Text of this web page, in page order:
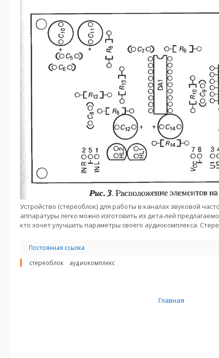
Устройство (стереоблок) для работы в каналах звуковой
аппаратуры легко можно изготовить из дета-лей
кто хочет улучшить параметры своего аудиокомплекса.
Постоянная ссылка
стереоблок
аудиокомплекс
Главная